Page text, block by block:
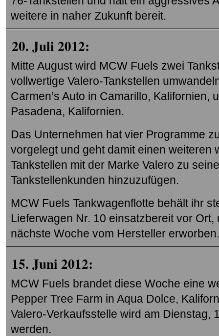
weitere in naher Zukunft bereit.
20. Juli 2012:
Mitte August wird MCW Fuels zwei
vollwertige Valero-Tankstellen
Carmen’s Auto in Camarillo, Kalifornien,
Pasadena, Kalifornien.
Das Unternehmen hat vier Programme
vorgelegt und geht damit einen weiteren
Tankstellen mit der Marke Valero zu
Tankstellenkunden hinzuzufügen.
MCW Fuels Tankwagenflotte behält ihr
Lieferwagen Nr. 10 einsatzbereit vor
nächste Woche vom Hersteller erworben.
15. Juni 2012:
MCW Fuels brandet diese Woche eine
Pepper Tree Farm in Aqua Dolce,
Valero-Verkaufsstelle wird am Dienstag,
werden.